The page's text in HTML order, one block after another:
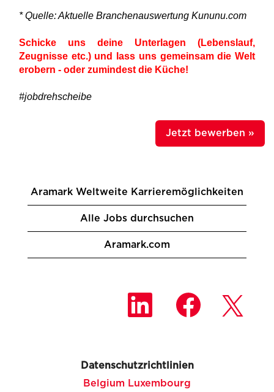
* Quelle: Aktuelle Branchenauswertung Kununu.com
Schicke uns deine Unterlagen (Lebenslauf,
Zeugnisse etc.) und lass uns gemeinsam die Welt
erobern - oder zumindest die Küche!
#jobdrehscheibe
Jetzt bewerben »
Aramark Weltweite Karrieremöglichkeiten
Alle Jobs durchsuchen
Aramark.com
W
r
e
n
W
r
e
n
W
r
Datenschutzrichtlinien
Belgium Luxembourg